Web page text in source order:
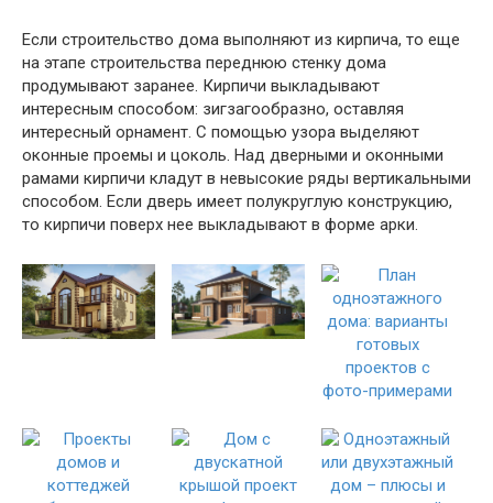
Если строительство дома выполняют из кирпича, то еще
на этапе строительства переднюю стенку дома
продумывают заранее. Кирпичи выкладывают
интересным способом: зигзагообразно, оставляя
интересный орнамент. С помощью узора выделяют
оконные проемы и цоколь. Над дверными и оконными
рамами кирпичи кладут в невысокие ряды вертикальными
способом. Если дверь имеет полукруглую конструкцию,
то кирпичи поверх нее выкладывают в форме арки.